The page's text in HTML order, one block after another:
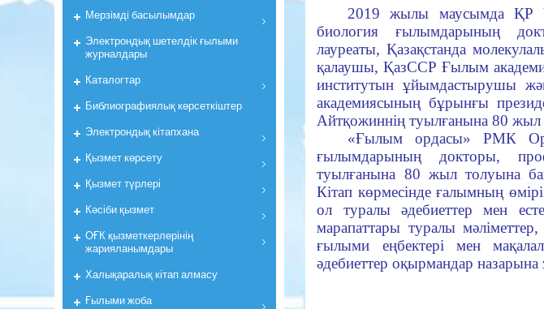
2019 жылы маусымда ҚР
биология ғылымдарының
лауреаты, Қазақстанда
қалаушы, ҚазССР Ғылым
институтын ұйымдастырушы
академиясының бұрынғы
Айтқожиннің туылғанына 80 жыл
«Ғылым ордасы» РМК
ғылымдарының докторы,
туылғанына 80 жыл толуына
Кітап көрмесінде ғалымның
ол туралы әдебиеттер мен
марапаттары туралы мәліметтер,
ғылыми еңбектері мен
әдебиеттероқырмандар
Мерзiмдi басылымдар
Электрондық шетелдік ғылыми
журналдары
Каталогтар
Библиографиялық көрсеткiштер
Электрондық кiтапхана
Қызмет көрсету
Қызмет түрлері
Кәсіби қызмет
ОҒК қызметкерлерiнiң
жарияланымдары
Халықаралық кітап алмасу
Ғылыми жоба